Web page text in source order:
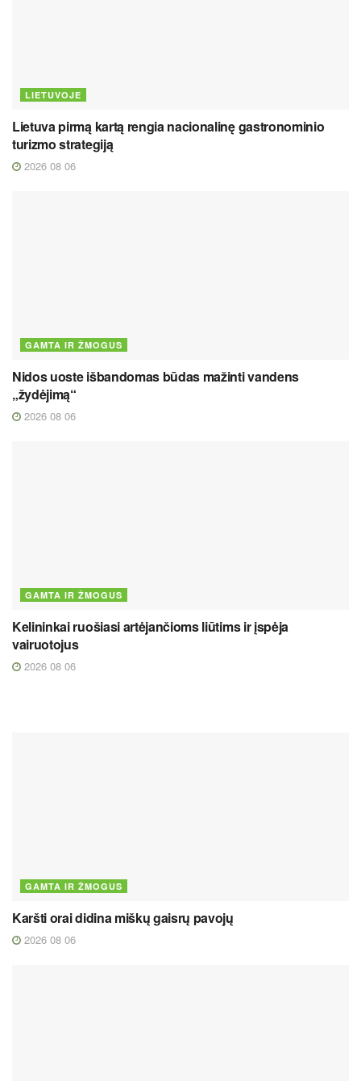
LIETUVOJE
Lietuva pirmą kartą rengia nacionalinę gastronominio
turizmo strategiją
2026 08 06
GAMTA IR ŽMOGUS
Nidos uoste išbandomas būdas mažinti vandens
„žydėjimą“
2026 08 06
GAMTA IR ŽMOGUS
Kelininkai ruošiasi artėjančioms liūtims ir įspėja
vairuotojus
2026 08 06
GAMTA IR ŽMOGUS
Karšti orai didina miškų gaisrų pavojų
2026 08 06